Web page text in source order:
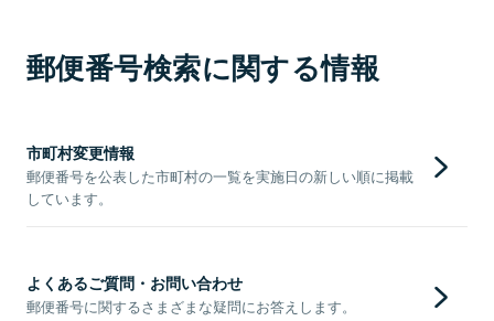
郵便番号検索に関する情報
市町村変更情報
郵便番号を公表した市町村の一覧を実施日の新しい順に掲載
しています。
よくあるご質問・お問い合わせ
郵便番号に関するさまざまな疑問にお答えします。